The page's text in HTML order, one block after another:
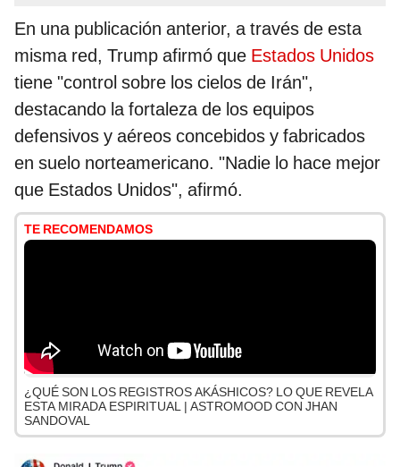
En una publicación anterior, a través de esta
misma red, Trump afirmó que Estados Unidos
tiene "control sobre los cielos de Irán",
destacando la fortaleza de los equipos
defensivos y aéreos concebidos y fabricados
en suelo norteamericano. "Nadie lo hace mejor
que Estados Unidos", afirmó.
TE RECOMENDAMOS
¿QUÉ SON LOS REGISTROS AKÁSHICOS? LO QUE REVELA
ESTA MIRADA ESPIRITUAL | ASTROMOOD CON JHAN
SANDOVAL